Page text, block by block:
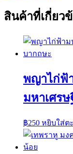
สินค้าที่เกี่ยว
พญาไก่ฟ้
มหาเศร
฿250 หยิบใส่ต